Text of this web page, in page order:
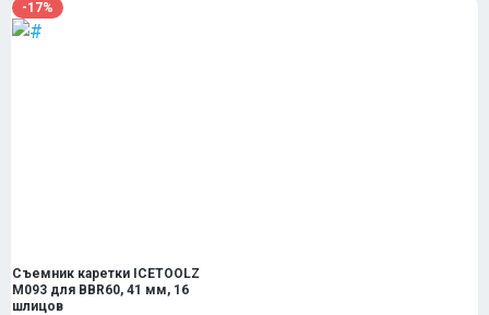
-17%
Съемник каретки ICETOOLZ
M093 для BBR60, 41 мм, 16
шлицов